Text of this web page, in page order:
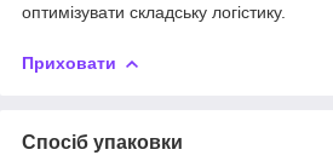
оптимізувати складську логістику.
Приховати
Спосіб упаковки